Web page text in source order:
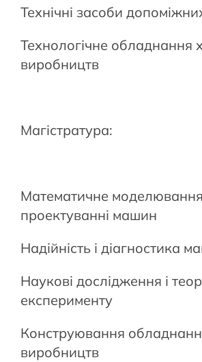
Технічні засоби
Технологічне обладнання
виробництв
Магістратура:
Математичне
проектуванні машин
Надійність і діагностика
Наукові дослідження і
експерименту
Конструювання
виробництв